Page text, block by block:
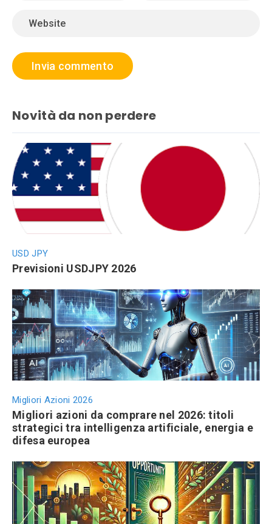
Novità da non perdere
USD JPY
Previsioni USDJPY 2026
Migliori Azioni 2026
Migliori azioni da comprare nel 2026: titoli
strategici tra intelligenza artificiale, energia e
difesa europea